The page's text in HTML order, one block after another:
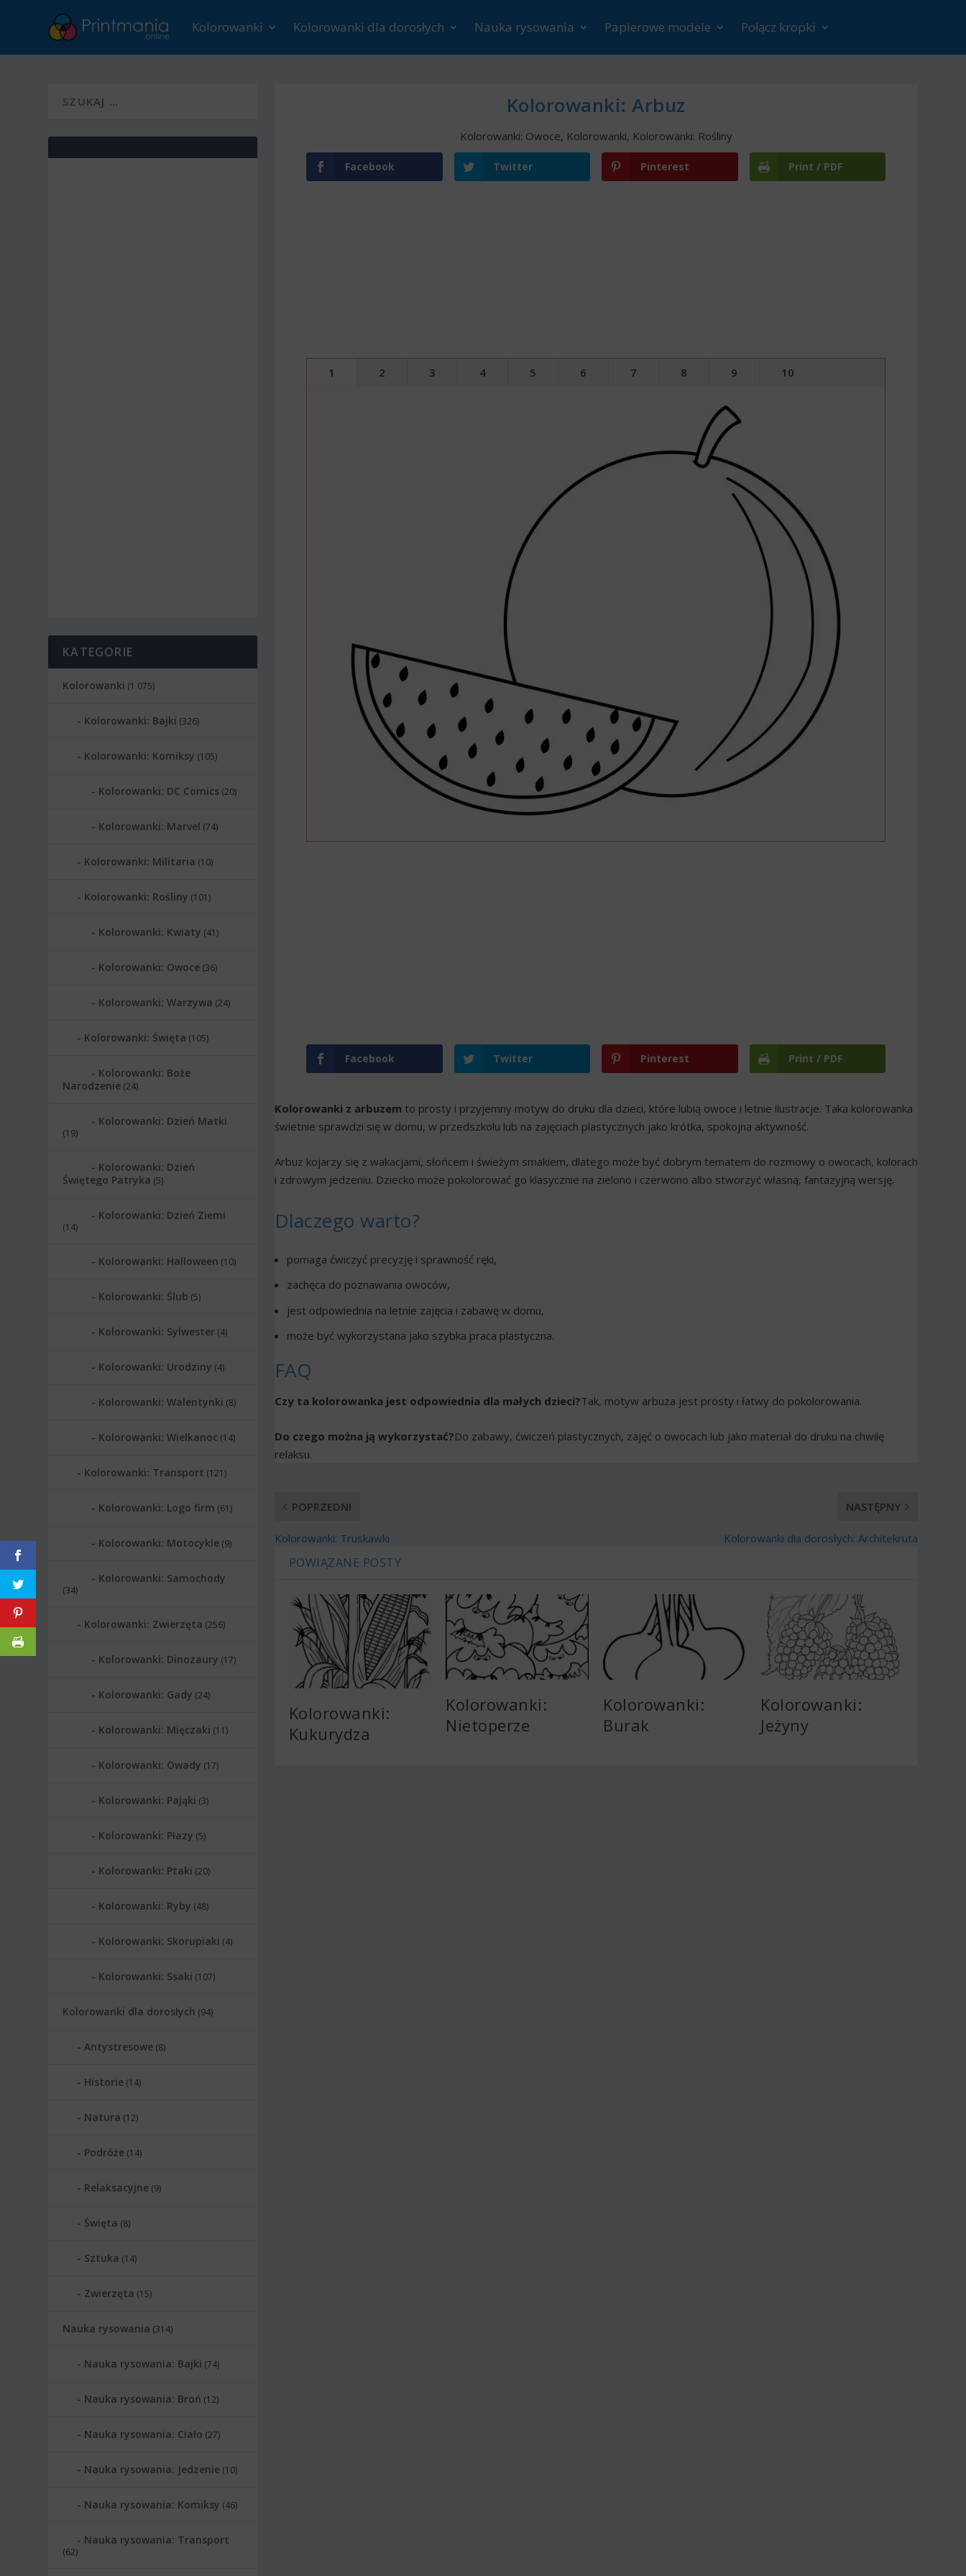
Kolorowanki Kolorowanki dla dorosłych Nauka rysowania Papierowe modele Połącz kropki
Kolorowanki: Arbuz
Kolorowanki: Owoce, Kolorowanki, Kolorowanki: Rośliny
Facebook Twitter Pinterest Print / PDF
1 2 3 4 5 6 7 8 9 10
Facebook Twitter Pinterest Print / PDF
Kolorowanki z arbuzem to prosty i przyjemny motyw do druku dla dzieci, które lubią owoce i letnie ilustracje. Taka kolorowanka
świetnie sprawdzi się w domu, w przedszkolu lub na zajęciach plastycznych jako krótka, spokojna aktywność.
Arbuz kojarzy się z wakacjami, słońcem i świeżym smakiem, dlatego może być dobrym tematem do rozmowy o owocach, kolorach
i zdrowym jedzeniu. Dziecko może pokolorować go klasycznie na zielono i czerwono albo stworzyć własną, fantazyjną wersję.
Dlaczego warto?
pomaga ćwiczyć precyzję i sprawność ręki,
zachęca do poznawania owoców,
jest odpowiednia na letnie zajęcia i zabawę w domu,
może być wykorzystana jako szybka praca plastyczna.
FAQ
Czy ta kolorowanka jest odpowiednia dla małych dzieci?Tak, motyw arbuza jest prosty i łatwy do pokolorowania.
Do czego można ją wykorzystać?Do zabawy, ćwiczeń plastycznych, zajęć o owocach lub jako materiał do druku na chwilę
relaksu.
POPRZEDNI
Kolorowanki: Truskawki
NASTĘPNY
Kolorowanki dla dorosłych: Architekruta
POWIĄZANE POSTY
Kolorowanki:
Kukurydza
Kolorowanki:
Nietoperze
Kolorowanki:
Burak
Kolorowanki:
Jeżyny
KATEGORIE
Kolorowanki (1 075)
Kolorowanki: Bajki (326)
Kolorowanki: Komiksy (105)
Kolorowanki: DC Comics (20)
Kolorowanki: Marvel (74)
Kolorowanki: Militaria (10)
Kolorowanki: Rośliny (101)
Kolorowanki: Kwiaty (41)
Kolorowanki: Owoce (36)
Kolorowanki: Warzywa (24)
Kolorowanki: Święta (105)
Kolorowanki: Boże
Narodzenie (24)
Kolorowanki: Dzień Matki
(19)
Kolorowanki: Dzień
Świętego Patryka (5)
Kolorowanki: Dzień Ziemi
(14)
Kolorowanki: Halloween (10)
Kolorowanki: Ślub (5)
Kolorowanki: Sylwester (4)
Kolorowanki: Urodziny (4)
Kolorowanki: Walentynki (8)
Kolorowanki: Wielkanoc (14)
Kolorowanki: Transport (121)
Kolorowanki: Logo firm (61)
Kolorowanki: Motocykle (9)
Kolorowanki: Samochody
(34)
Kolorowanki: Zwierzęta (256)
Kolorowanki: Dinozaury (17)
Kolorowanki: Gady (24)
Kolorowanki: Mięczaki (11)
Kolorowanki: Owady (17)
Kolorowanki: Pająki (3)
Kolorowanki: Płazy (5)
Kolorowanki: Ptaki (20)
Kolorowanki: Ryby (48)
Kolorowanki: Skorupiaki (4)
Kolorowanki: Ssaki (107)
Kolorowanki dla dorosłych (94)
Antystresowe (8)
Historie (14)
Natura (12)
Podróże (14)
Relaksacyjne (9)
Święta (8)
Sztuka (14)
Zwierzęta (15)
Nauka rysowania (314)
Nauka rysowania: Bajki (74)
Nauka rysowania: Broń (12)
Nauka rysowania: Ciało (27)
Nauka rysowania: Jedzenie (10)
Nauka rysowania: Komiksy (46)
Nauka rysowania: Transport
(62)